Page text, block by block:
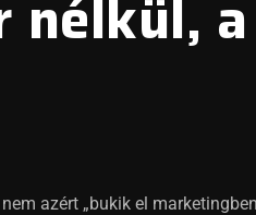
nélkül,
azért „bukik el